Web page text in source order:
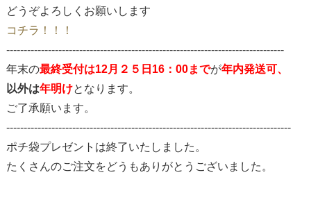
どうぞよろしくお願いします
コチラ！！！
--------------------------------------------------------------------------------
年末の最終受付は12月２５日16：00までが年内発送可、
以外は年明けとなります。
ご了承願います。
----------------------------------------------------------------------------------
ポチ袋プレゼントは終了いたしました。
たくさんのご注文をどうもありがとうございました。